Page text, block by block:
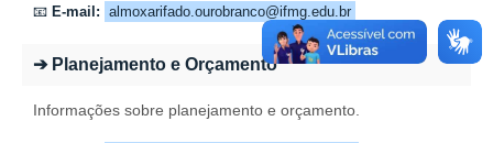
📧 E-mail: almoxarifado.ourobranco@ifmg.edu.br
➔ Planejamento e Orçamento
Informações sobre planejamento e orçamento.